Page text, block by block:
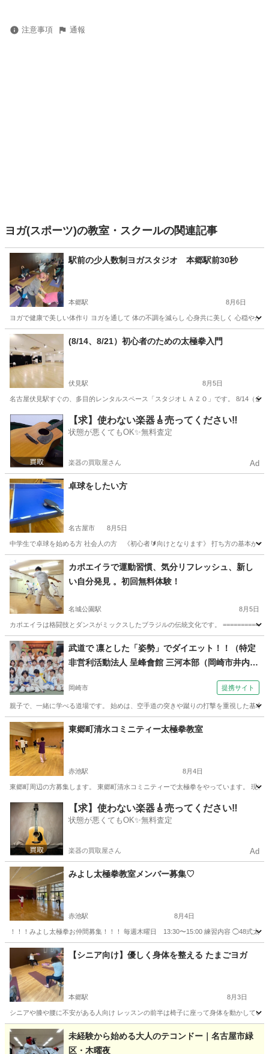
注意事項 通報
ヨガ(スポーツ)の教室・スクールの関連記事
駅前の少人数制ヨガスタジオ 本郷駅前30秒
本郷駅 8月6日
ヨガで健康で美しい体作り ヨガを通して 体の不調を減らし 心身共に美しく 心穏やか
愛知 名古屋市 ヨガ 手ぶら
(8/14、8/21）初心者のための太極拳入門
伏見駅 8月5日
名古屋伏見駅すぐの、多目的レンタルスペース「スタジオＬＡＺＯ」です。 8/14（
愛知 名古屋市 伏見駅 太極拳 スタジオ
【求】使わない楽器🎸売ってください‼️
状態が悪くてもOK✨無料査定
楽器の買取屋さん Ad
卓球をしたい方
名古屋市 8月5日
中学生で卓球を始める方 社会人の方 《初心者🔰向けとなります》 打ち方の基本から
愛知 名古屋市 卓球 社会人
カポエイラで運動習慣、気分リフレッシュ、新し
い自分発見 。初回無料体験！
名城公園駅 8月5日
カポエイラは格闘技とダンスがミックスしたブラジルの伝統文化です。
愛知 名古屋市 名城公園駅 空手/他格闘技 カポエイラ
武道で 凛とした「姿勢」でダイエット！！（特定
非営利活動法人 呈峰會館 三河本部（岡崎市井内
岡崎市 提携サイト
親子で、一緒に学べる道場です。 始めは、空手道の突きや蹴りの打撃を重視した基
愛知 岡崎市 空手/他格闘技
東郷町清水コミニティー太極拳教室
赤池駅 8月4日
東郷町周辺の方募集します。 東郷町清水コミニティーで太極拳をやっています。 現
愛知 愛知郡 赤池駅 太極拳
【求】使わない楽器🎸売ってください‼️
状態が悪くてもOK✨無料査定
楽器の買取屋さん Ad
みよし太極拳教室メンバー募集♡
赤池駅 8月4日
！！！みよし太極拳お仲間募集！！！ 毎週木曜日 13:30〜15:00 練習内容 ◯48式
愛知 愛知郡 太極拳 太極剣
【シニア向け】優しく身体を整える たまごヨガ
本郷駅 8月3日
シニアや膝や腰に不安がある人向け レッスンの前半は椅子に座って身体を動かして
愛知 名古屋市 本郷駅 ヨガ シニア
未経験から始める大人のテコンドー｜名古屋市緑
区・木曜夜